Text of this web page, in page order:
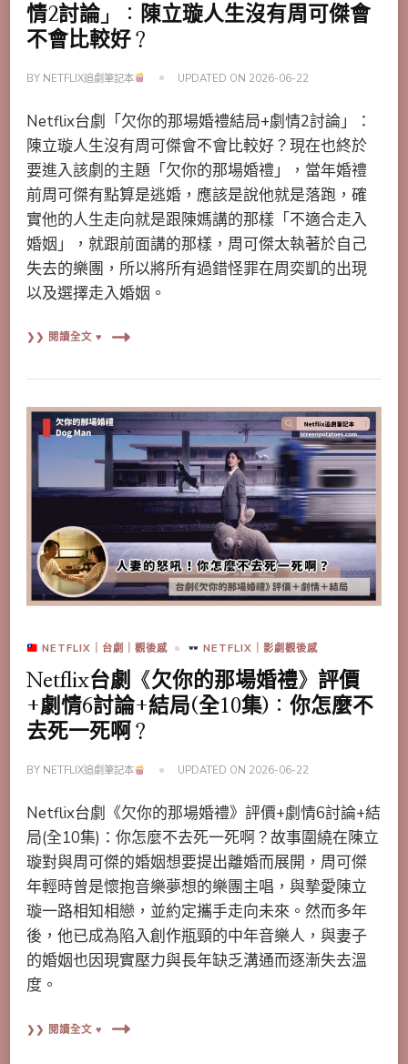
情2討論」：陳立璇人生沒有周可傑會
不會比較好？
BY NETFLIX追劇筆記本 UPDATED ON 2026-06-22
Netflix台劇「欠你的那場婚禮結局+劇情2討論」：
陳立璇人生沒有周可傑會不會比較好？現在也終於
要進入該劇的主題「欠你的那場婚禮」，當年婚禮
前周可傑有點算是逃婚，應該是說他就是落跑，確
實他的人生走向就是跟陳媽講的那樣「不適合走入
婚姻」，就跟前面講的那樣，周可傑太執著於自己
失去的樂團，所以將所有過錯怪罪在周奕凱的出現
以及選擇走入婚姻。
❯❯ 閱讀全文 ♥
NETFLIX｜台劇｜觀後感 NETFLIX｜影劇觀後感
Netflix台劇《欠你的那場婚禮》評價
+劇情6討論+結局(全10集)：你怎麼不
去死一死啊？
BY NETFLIX追劇筆記本 UPDATED ON 2026-06-22
Netflix台劇《欠你的那場婚禮》評價+劇情6討論+結
局(全10集)：你怎麼不去死一死啊？故事圍繞在陳立
璇對與周可傑的婚姻想要提出離婚而展開，周可傑
年輕時曾是懷抱音樂夢想的樂團主唱，與摯愛陳立
璇一路相知相戀，並約定攜手走向未來。然而多年
後，他已成為陷入創作瓶頸的中年音樂人，與妻子
的婚姻也因現實壓力與長年缺乏溝通而逐漸失去溫
度。
❯❯ 閱讀全文 ♥